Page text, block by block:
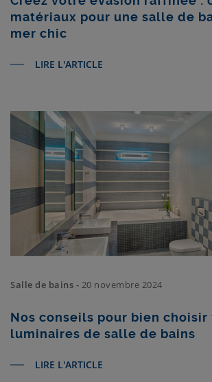
matériaux pour une salle de
mer chic
LIRE L'ARTICLE
Salle de bains - 20 novembre 2024
Nos conseils pour bien choisir
luminaires de salle de bains
LIRE L'ARTICLE